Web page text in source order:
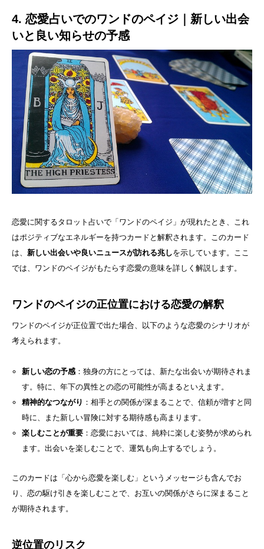
4. 恋愛占いでのワンドのペイジ｜新しい出会
いと良い知らせの予感
恋愛に関するタロット占いで「ワンドのペイジ」が現れたとき、これ
はポジティブなエネルギーを持つカードと解釈されます。このカード
は、 新しい出会いや良いニュースが訪れる兆しを示しています。ここ
では、ワンドのペイジがもたらす恋愛の意味を詳しく解説します。
ワンドのペイジの正位置における恋愛の解釈
ワンドのペイジが正位置で出た場合、以下のような恋愛のシナリオが
考えられます。
新しい恋の予感：独身の方にとっては、新たな出会いが期待されま
す。特に、年下の異性との恋の可能性が高まるといえます。
精神的なつながり ：相手との関係が深まることで、信頼が増すと同
時に、また新しい冒険に対する期待感も高まります。
楽しむことが重要：恋愛においては、純粋に楽しむ姿勢が求められ
ます。出会いを楽しむことで、運気も向上するでしょう。
このカードは「心から恋愛を楽しむ」というメッセージも含んでお
り、恋の駆け引きを楽しむことで、お互いの関係がさらに深まること
が期待されます。
逆位置のリスク